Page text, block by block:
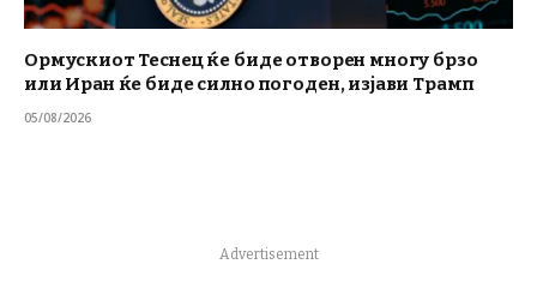
Ормускиот Теснец ќе биде отворен многу брзо
или Иран ќе биде силно погоден, изјави Трамп
05/08/2026
Advertisement